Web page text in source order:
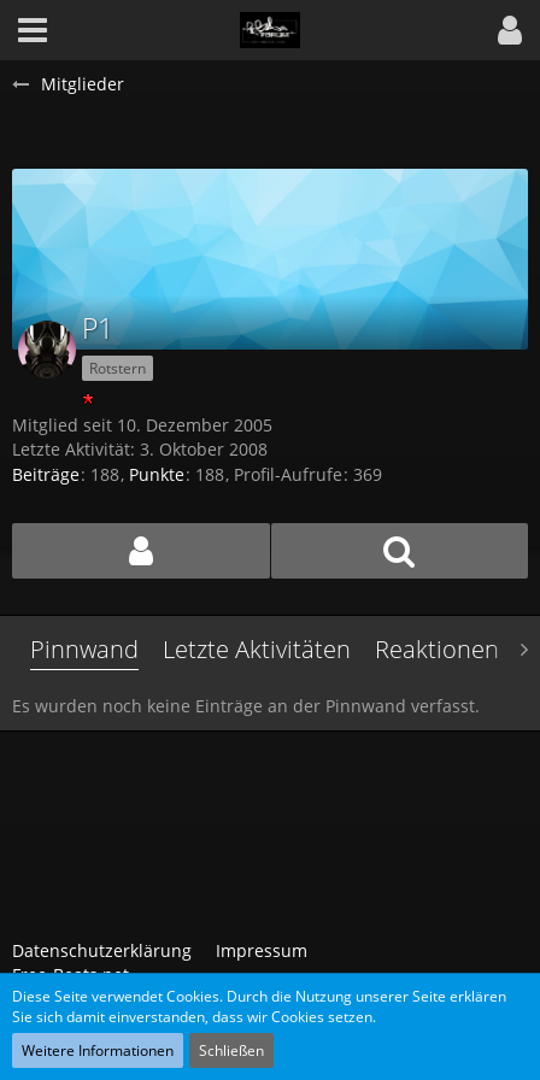
Mitglieder
P1
Rotstern
Mitglied seit 10. Dezember 2005
Letzte Aktivität: 3. Oktober 2008
Beiträge 188 Punkte 188 Profil-Aufrufe 369
Pinnwand Letzte Aktivitäten Reaktionen
Es wurden noch keine Einträge an der Pinnwand verfasst.
Datenschutzerklärung
Impressum
Free-Beats.net
Community-Software:
Diese Seite verwendet Cookies. Durch die Nutzung unserer Seite erklären
Sie sich damit einverstanden, dass wir Cookies setzen.
Weitere Informationen
Schließen